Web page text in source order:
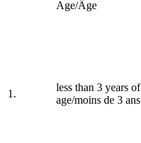
Age/Âge
1.
less than 3 years of
age/moins de 3 ans